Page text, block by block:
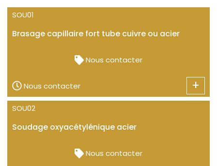
SOU01
Brasage capillaire fort tube cuivre ou acier
Nous contacter
Nous contacter +
SOU02
Soudage oxyacétylénique acier
Nous contacter